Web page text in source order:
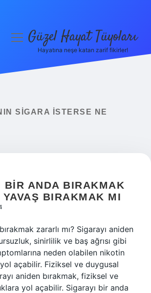
menüyüGüzel Hayat Tüyoları
Hayatına neşe katan zarif fikirler!
SIGARA ISTERSE NE
BIR ANDA BIRAKMAK
YAVAŞ BIRAKMAK MI
zararlı mı? Sigarayı aniden
sinirlilik ve baş ağrısı gibi
neden olabilen nikotin
açabilir. Fiziksel ve duygusal
aniden bırakmak, fiziksel ve
yol açabilir. Sigarayı bir anda